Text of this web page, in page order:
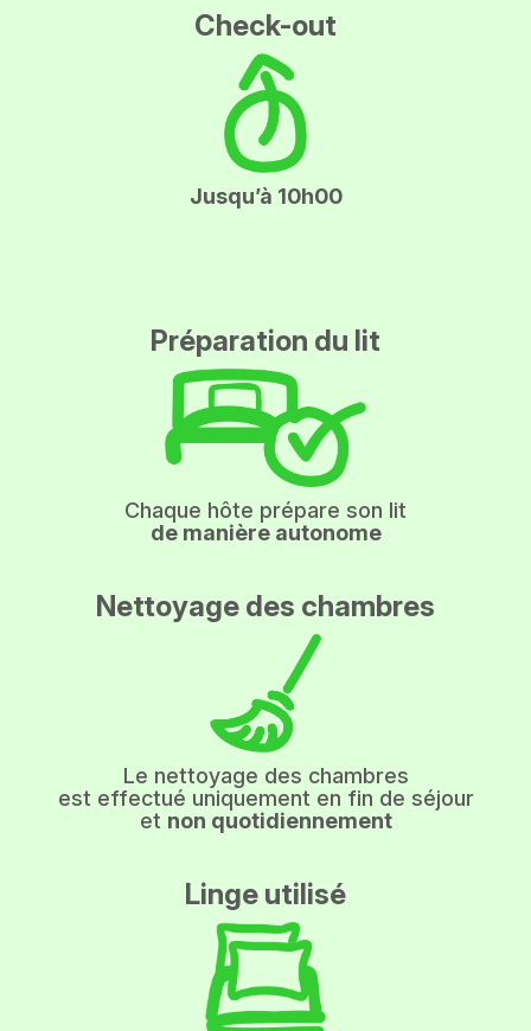
Check-out
Jusqu’à 10h00
Préparation du lit
Chaque hôte prépare son lit
de manière autonome
Nettoyage des chambres
Le nettoyage des chambres
est effectué uniquement en fin de séjour
et non quotidiennement
Linge utilisé